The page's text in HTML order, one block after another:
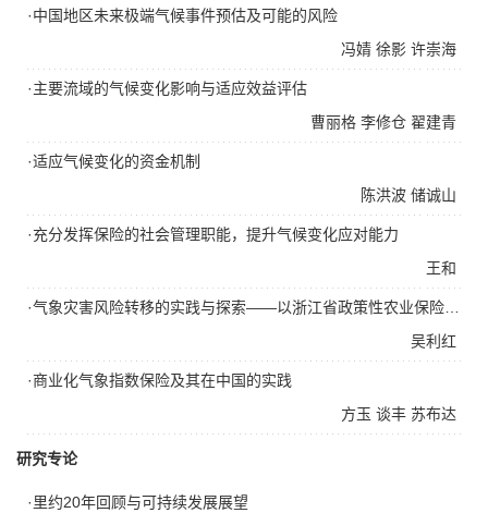
冯婧 许崇海
徐影
·中国地区未来极端气候事件预估及可能的风险
翟建青
李修仓
曹丽格
·主要流域的气候变化影响与适应效益评估
储诚山
陈洪波
·适应气候变化的资金机制
王和
·充分发挥保险的社会管理职能，提升气候变化应对能力
吴利红
方玉 谈丰 苏布达
·商业化气象指数保险及其在中国的实践
研究专论
·里约20年回顾与可持续发展展望